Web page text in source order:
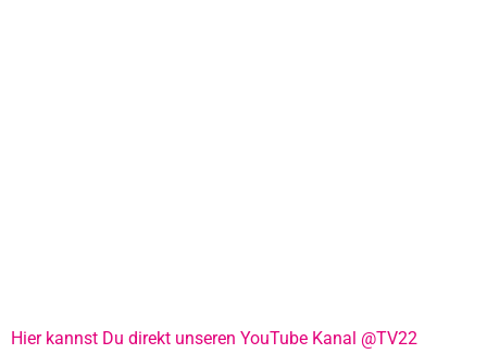
Hier kannst Du direkt unseren YouTube Kanal @TV22